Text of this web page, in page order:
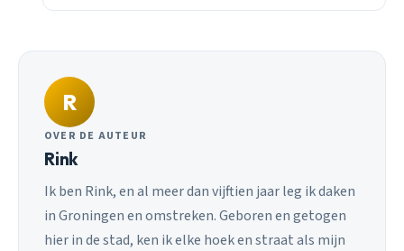
R
OVER DE AUTEUR
Rink
Ik ben Rink, en al meer dan vijftien jaar leg ik daken
in Groningen en omstreken. Geboren en getogen
hier in de stad, ken ik elke hoek en straat als mijn